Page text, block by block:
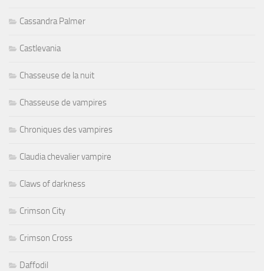
Cassandra Palmer
Castlevania
Chasseuse de la nuit
Chasseuse de vampires
Chroniques des vampires
Claudia chevalier vampire
Claws of darkness
Crimson City
Crimson Cross
Daffodil